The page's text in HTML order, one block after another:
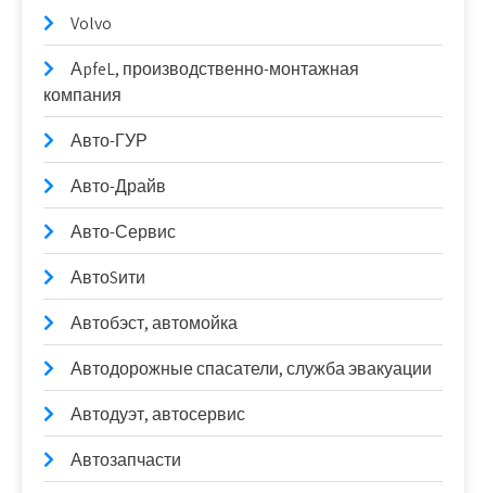
Volvo
АpfeL, производственно-монтажная
компания
Авто-ГУР
Авто-Драйв
Авто-Сервис
АвтоSити
Автобэст, автомойка
Автодорожные спасатели, служба эвакуации
Автодуэт, автосервис
Автозапчасти